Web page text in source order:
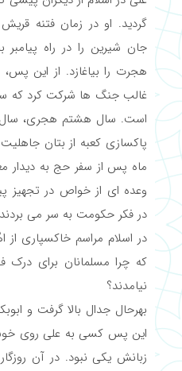
گردید. او در زمان فتنه
جان شیرین را در راه
هجرت را بیاغازد. از این پس،
غالب جنگ ها شرکت کرد که
است. سال هشتم هجری، سال
پاکسازی کعبه از بتان
ماه پس از سفر حج به دیدار
وعده ای از خواص در تجهیز
در فکر حکومت به سر می
در اسلام مراسم خاکسپاری
که چرا مسلمانان برای
نیامدند؟
بهرحال جدال بالا گرفت و
این پس کسی به علی روی
زبانش یکی نبود. در آن